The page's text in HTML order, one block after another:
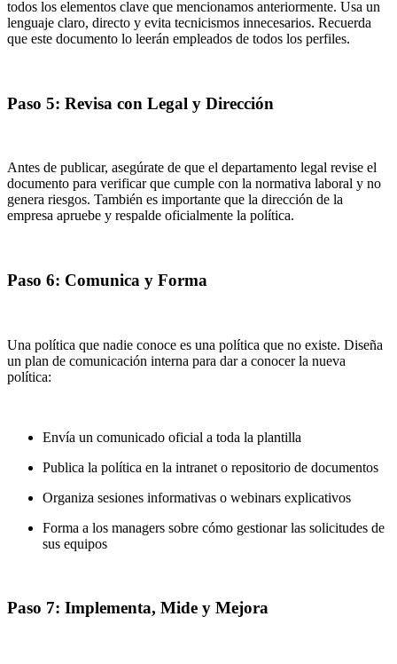
todos los elementos clave que mencionamos anteriormente. Usa un
lenguaje claro, directo y evita tecnicismos innecesarios. Recuerda
que este documento lo leerán empleados de todos los perfiles.
Paso 5: Revisa con Legal y Dirección
Antes de publicar, asegúrate de que el departamento legal revise el
documento para verificar que cumple con la normativa laboral y no
genera riesgos. También es importante que la dirección de la
empresa apruebe y respalde oficialmente la política.
Paso 6: Comunica y Forma
Una política que nadie conoce es una política que no existe. Diseña
un plan de comunicación interna para dar a conocer la nueva
política:
Envía un comunicado oficial a toda la plantilla
Publica la política en la intranet o repositorio de documentos
Organiza sesiones informativas o webinars explicativos
Forma a los managers sobre cómo gestionar las solicitudes de
sus equipos
Paso 7: Implementa, Mide y Mejora